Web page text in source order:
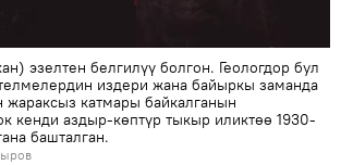
эзелтен белгилүү болгон. Геологдор бул
издери жана байыркы заманда
жараксыз катмары байкалганын
кенди аздыр-көптүр тыкыр иликтөө 1930-
башталган.